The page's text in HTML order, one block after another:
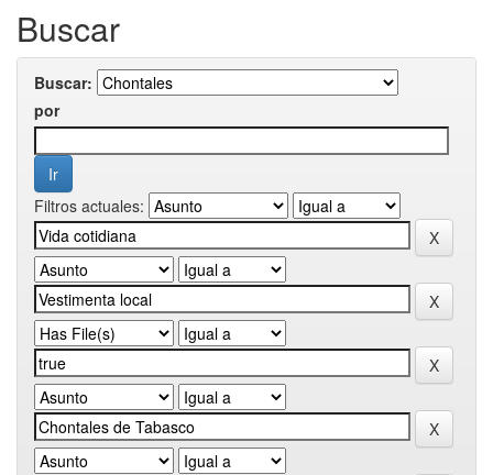
Buscar
Buscar:
por
Filtros actuales: